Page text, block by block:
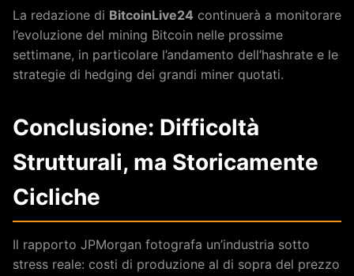
La redazione di BitcoinLive24 continuerà a monitorare
l’evoluzione del mining Bitcoin nelle prossime
settimane, in particolare l’andamento dell’hashrate e le
strategie di hedging dei grandi miner quotati.
Conclusione: Difficoltà
Strutturali, ma Storicamente
Cicliche
Il rapporto JPMorgan fotografa un’industria sotto
stress reale: costi di produzione al di sopra del prezzo